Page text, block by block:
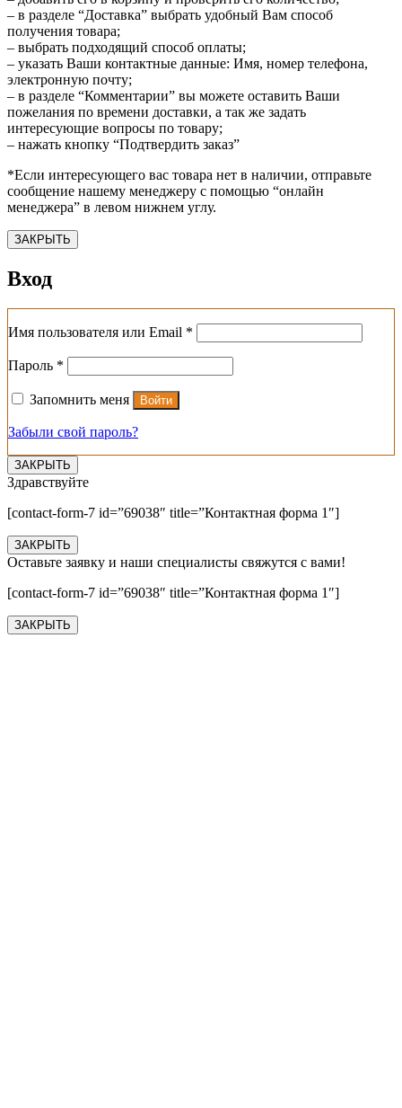
– в разделе “Доставка” выбрать удобный Вам способ
получения товара;
– выбрать подходящий способ оплаты;
– указать Ваши контактные данные: Имя, номер телефона,
электронную почту;
– в разделе “Комментарии” вы можете оставить Ваши
пожелания по времени доставки, а так же задать
интересующие вопросы по товару;
– нажать кнопку “Подтвердить заказ”
*Если интересующего вас товара нет в наличии, отправьте
сообщение нашему менеджеру с помощью “онлайн
менеджера” в левом нижнем углу.
ЗАКРЫТЬ
Вход
Имя пользователя или Email *
Пароль *
Запомнить меня Войти
Забыли свой пароль?
ЗАКРЫТЬ
Здравствуйте
[contact-form-7 id=”69038″ title=”Контактная форма 1″]
ЗАКРЫТЬ
Оставьте заявку и наши специалисты свяжутся с вами!
[contact-form-7 id=”69038″ title=”Контактная форма 1″]
ЗАКРЫТЬ